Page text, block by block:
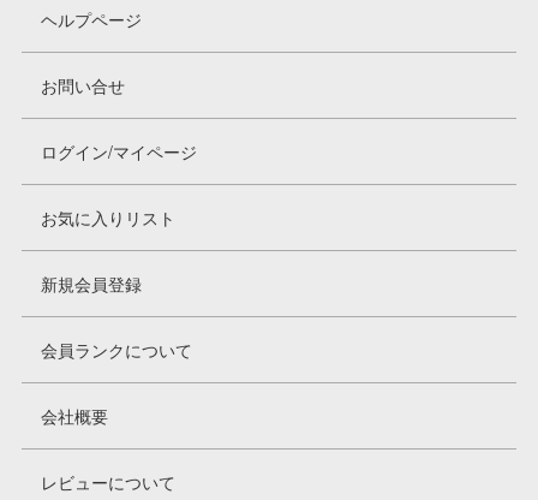
ヘルプページ
お問い合せ
ログイン/マイページ
お気に入りリスト
新規会員登録
会員ランクについて
会社概要
レビューについて